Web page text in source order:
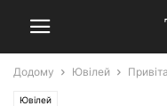
Додому Ювілей
Ювілей